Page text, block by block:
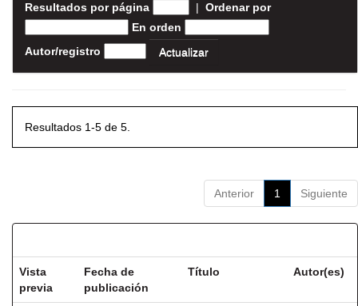
Resultados por página | Ordenar por
En orden
Autor/registro
Resultados 1-5 de 5.
Anterior 1 Siguiente
Vista
previa
Fecha de
publicación
Título Autor(es)